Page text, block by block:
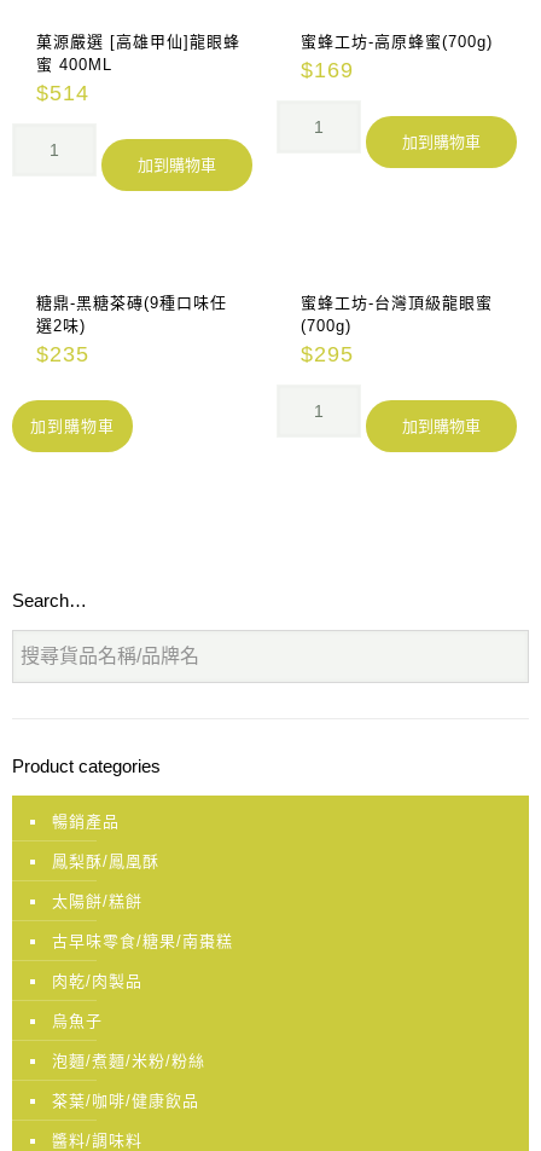
菓源嚴選 [高雄甲仙]龍眼蜂
蜜 400ML
$514
加到購物車
蜜蜂工坊-高原蜂蜜(700g)
$169
加到購物車
糖鼎-黑糖茶磚(9種口味任
選2味)
$235
加到購物車
蜜蜂工坊-台灣頂級龍眼蜜
(700g)
$295
加到購物車
Search…
Product categories
暢銷產品
鳳梨酥/鳳凰酥
太陽餅/糕餅
古早味零食/糖果/南棗糕
肉乾/肉製品
烏魚子
泡麵/煮麵/米粉/粉絲
茶葉/咖啡/健康飲品
醬料/調味料